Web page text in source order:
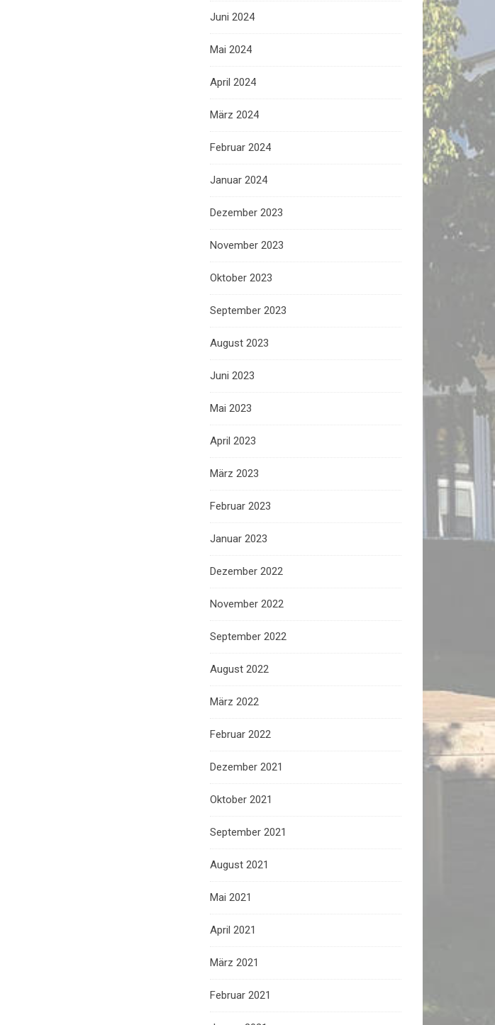
Juni 2024
Mai 2024
April 2024
März 2024
Februar 2024
Januar 2024
Dezember 2023
November 2023
Oktober 2023
September 2023
August 2023
Juni 2023
Mai 2023
April 2023
März 2023
Februar 2023
Januar 2023
Dezember 2022
November 2022
September 2022
August 2022
März 2022
Februar 2022
Dezember 2021
Oktober 2021
September 2021
August 2021
Mai 2021
April 2021
März 2021
Februar 2021